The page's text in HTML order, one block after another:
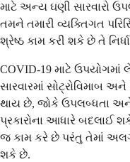
માટે અન્ય ઘણી સારવારો
તમને તમારી વ્યક્તિગત
શ્રેષ્ઠ કામ કરી શકે છે તે
COVID-19 માટે ઉપયોગમાં
સારવારમાં સોટ્રોવિમાબ
થાય છે, જોકે ઉપલબ્ધતા
પ્રકારોના આધારે બદલાઈ
જ કામ કરે છે પરંતુ તેમાં
શકે છે.